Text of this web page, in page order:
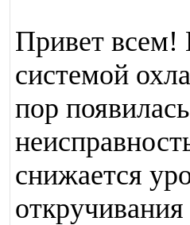
Привет всем!
системой
пор
снижается